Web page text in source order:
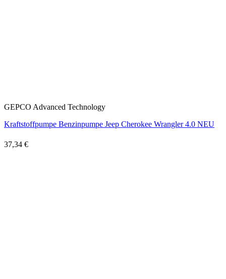
GEPCO Advanced Technology
Kraftstoffpumpe Benzinpumpe Jeep Cherokee Wrangler 4.0 NEU
37,34 €